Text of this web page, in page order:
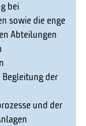
bei
sowie die enge
Abteilungen
Begleitung der
und der